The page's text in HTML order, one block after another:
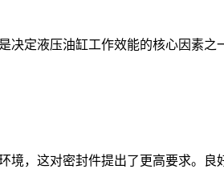
定液压油缸工作效能的核心因素之
，这对密封件提出了更高要求。良